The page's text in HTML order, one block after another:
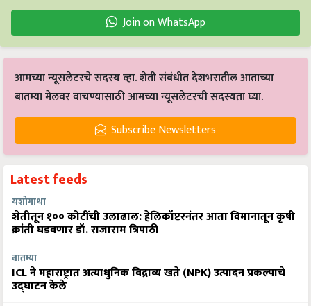
Join on WhatsApp
आमच्या न्यूसलेटरचे सदस्य व्हा. शेती संबंधीत देशभरातील आताच्या
बातम्या मेलवर वाचण्यासाठी आमच्या न्यूसलेटरची सदस्यता घ्या.
Subscribe Newsletters
Latest feeds
यशोगाथा
शेतीतून १०० कोटींची उलाढाल: हेलिकॉप्टरनंतर आता विमानातून कृषी
क्रांती घडवणार डॉ. राजाराम त्रिपाठी
बातम्या
ICL ने महाराष्ट्रात अत्याधुनिक विद्राव्य खते (NPK) उत्पादन प्रकल्पाचे
उद्घाटन केले